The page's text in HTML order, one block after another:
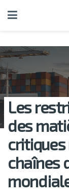
Les
des
chaînes